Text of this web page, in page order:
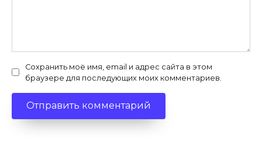
Сохранить моё имя, email и адрес сайта в этом
браузере для последующих моих комментариев.